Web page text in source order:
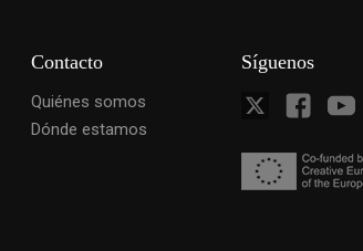
Contacto
Quiénes somos
Dónde estamos
Síguenos